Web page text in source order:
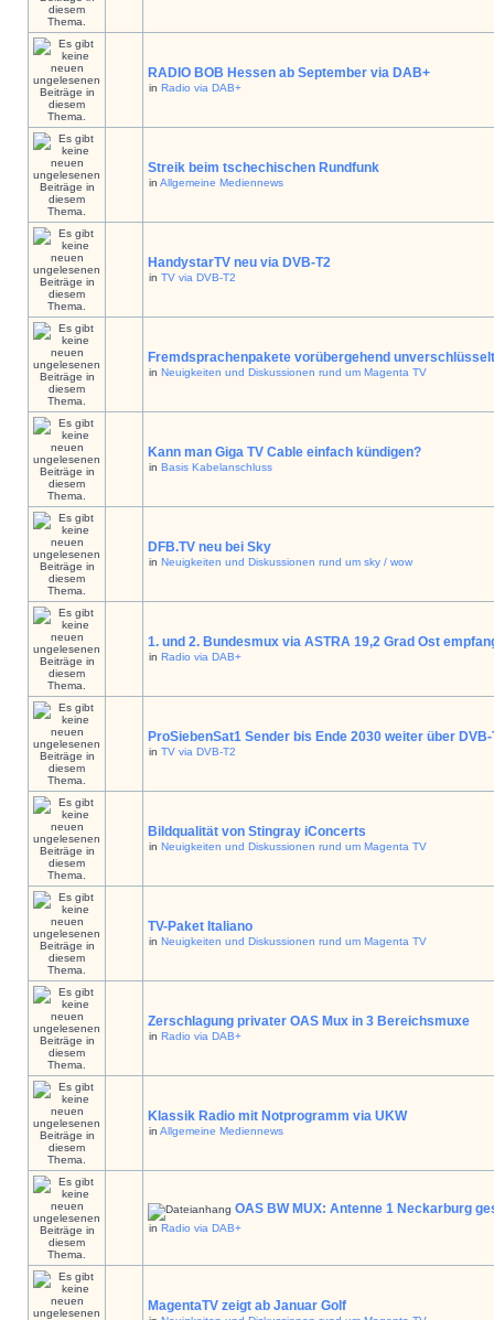
RADIO BOB Hessen ab September via DAB+
in Radio via DAB+
Streik beim tschechischen Rundfunk
in Allgemeine Mediennews
HandystarTV neu via DVB-T2
in TV via DVB-T2
Fremdsprachenpakete vorübergehend
in Neuigkeiten und Diskussionen rund um Magenta TV
Kann man Giga TV Cable einfach kündigen?
in Basis Kabelanschluss
DFB.TV neu bei Sky
in Neuigkeiten und Diskussionen rund um sky / wow
1. und 2. Bundesmux via ASTRA 19,2 Grad Ost
in Radio via DAB+
ProSiebenSat1 Sender bis Ende 2030 weiter über DVB-
in TV via DVB-T2
Bildqualität von Stingray iConcerts
in Neuigkeiten und Diskussionen rund um Magenta TV
TV-Paket Italiano
in Neuigkeiten und Diskussionen rund um Magenta TV
Zerschlagung privater OAS Mux in 3 Bereichsmuxe
in Radio via DAB+
Klassik Radio mit Notprogramm via UKW
in Allgemeine Mediennews
OAS BW MUX: Antenne 1 Neckarburg
in Radio via DAB+
MagentaTV zeigt ab Januar Golf